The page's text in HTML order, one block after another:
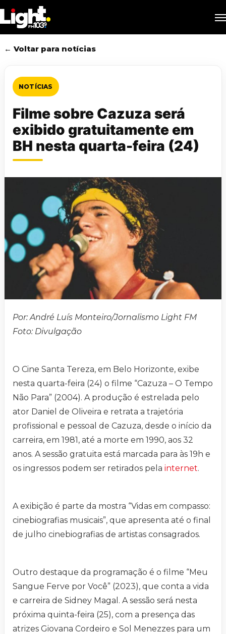
to
main
content
← Voltar para notícias
NOTÍCIAS
Filme sobre Cazuza será
exibido gratuitamente em
BH nesta quarta-feira (24)
Por: André Luís Monteiro/Jornalismo Light FM
Foto: Divulgação
O Cine Santa Tereza, em Belo Horizonte, exibe
nesta quarta-feira (24) o filme “Cazuza – O Tempo
Não Para” (2004). A produção é estrelada pelo
ator Daniel de Oliveira e retrata a trajetória
profissional e pessoal de Cazuza, desde o início da
carreira, em 1981, até a morte em 1990, aos 32
anos. A sessão gratuita está marcada para às 19h e
os ingressos podem ser retirados pela internet.
A exibição é parte da mostra “Vidas em compasso:
cinebiografias musicais”, que apresenta até o final
de julho cinebiografias de artistas consagrados.
Outro destaque da programação é o filme “Meu
Sangue Ferve por Você” (2023), que conta a vida
e carreira de Sidney Magal. A sessão será nesta
próxima quinta-feira (25), com a presença das
atrizes Giovana Cordeiro e Sol Menezzes para um